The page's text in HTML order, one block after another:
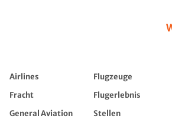
Airlines Flugzeuge
Fracht
Flugerlebnis
General Aviation
Stellen